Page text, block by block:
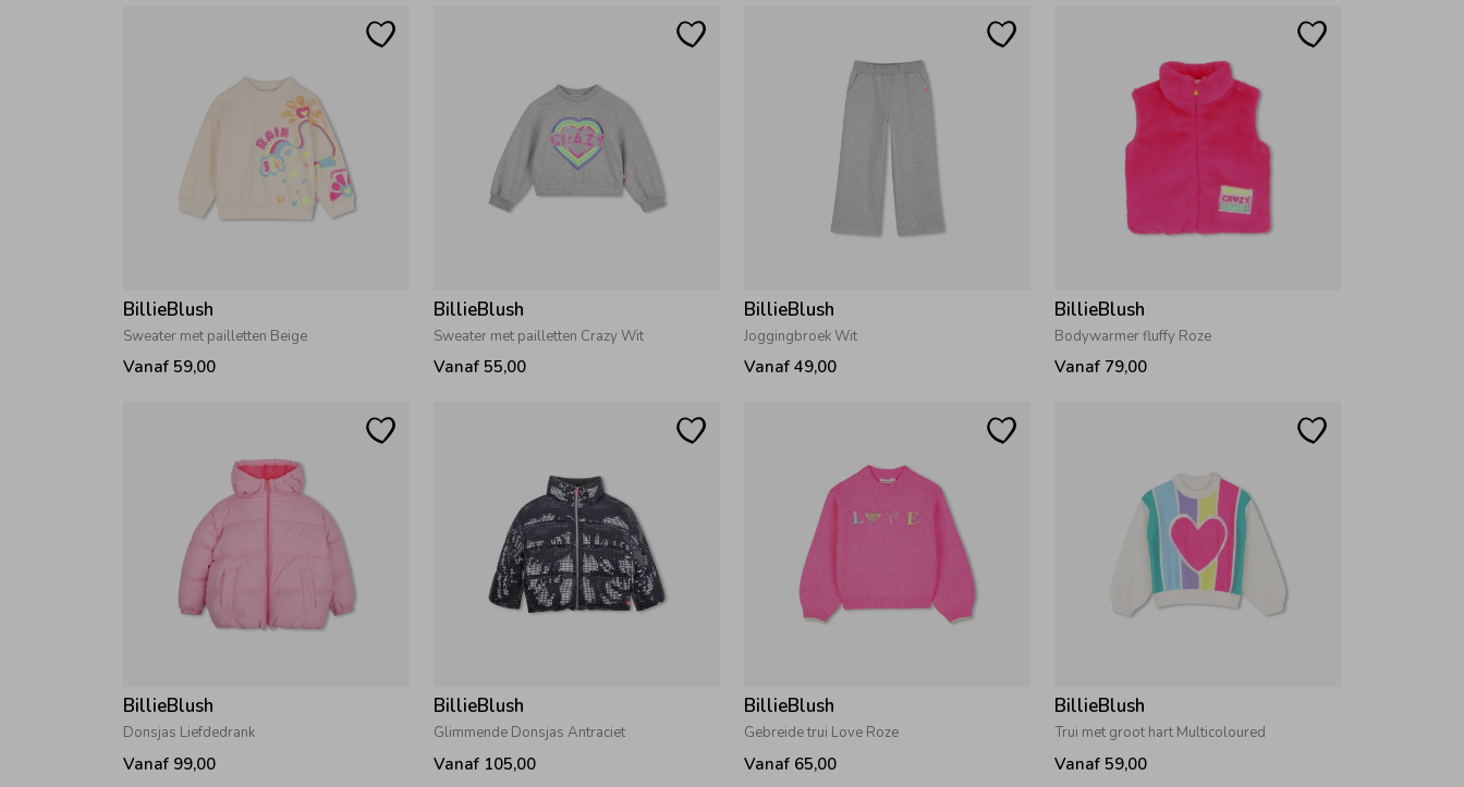
BillieBlush
Sweater met pailletten Beige
Vanaf 59,00
BillieBlush
Sweater met pailletten Crazy Wit
Vanaf 55,00
BillieBlush
Joggingbroek Wit
Vanaf 49,00
BillieBlush
Bodywarmer fluffy Roze
Vanaf 79,00
BillieBlush
Donsjas Liefdedrank
Vanaf 99,00
BillieBlush
Glimmende Donsjas Antraciet
Vanaf 105,00
BillieBlush
Gebreide trui Love Roze
Vanaf 65,00
BillieBlush
Trui met groot hart Multicoloured
Vanaf 59,00